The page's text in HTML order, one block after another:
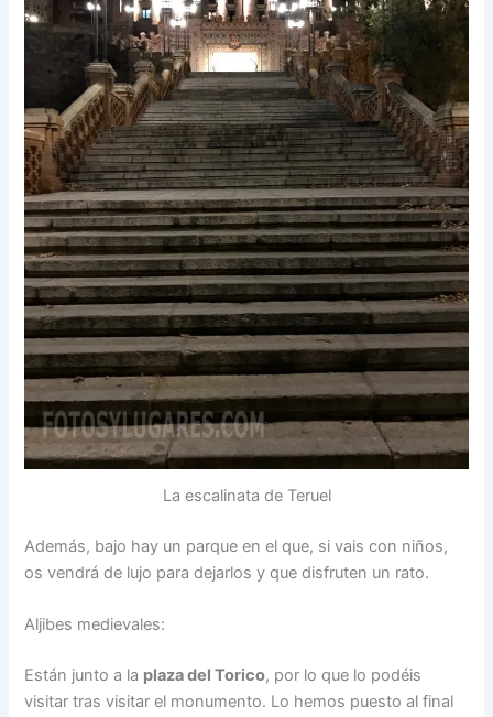
La escalinata de Teruel
Además, bajo hay un parque en el que, si vais con niños,
os vendrá de lujo para dejarlos y que disfruten un rato.
Aljibes medievales:
Están junto a la plaza del Torico, por lo que lo podéis
visitar tras visitar el monumento. Lo hemos puesto al final